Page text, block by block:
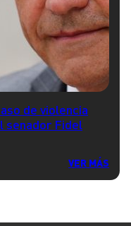
de violencia
senador Fidel
VER MÁS